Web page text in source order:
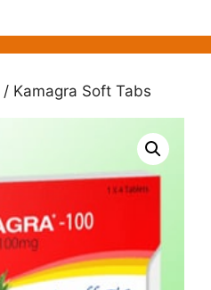
/ Kamagra Soft Tabs